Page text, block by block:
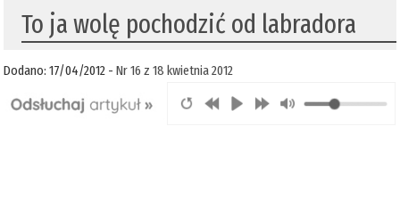
To ja wolę pochodzić od labradora
Dodano: 17/04/2012 -Nr 16 z 18 kwietnia 2012